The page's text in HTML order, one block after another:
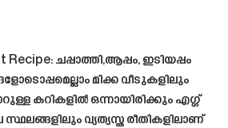
Recipe: ചപ്പാത്തി,ആപ്പം, ഇടിയപ്പം
മിക്ക വീടുകളിലും
കറികളിൽ ഒന്നായിരിക്കും എഗ്ഗ്
സ്ഥലങ്ങളിലും വ്യത്യസ്ത രീതികളിലാണ്